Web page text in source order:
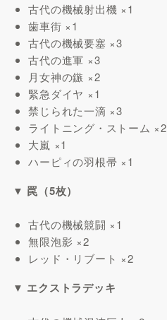
古代の機械射出機 ×1
歯車街 ×1
古代の機械要塞 ×3
古代の進軍 ×3
月女神の鏃 ×2
緊急ダイヤ ×1
禁じられた一滴 ×3
ライトニング・ストーム ×2
大嵐 ×1
ハーピィの羽根帚 ×1
▼ 罠（5枚）
古代の機械競闘 ×1
無限泡影 ×2
レッド・リブート ×2
▼ エクストラデッキ